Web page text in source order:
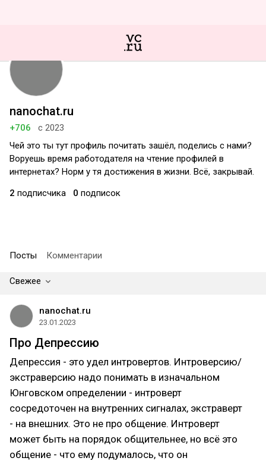
nanochat.ru
+706
с 2023
Чей это ты тут профиль почитать зашёл, поделись с нами?
Воруешь время работодателя на чтение профилей в
интернетах? Норм у тя достижения в жизни. Всё, закрывай.
2 подписчика 0 подписок
Посты Комментарии
Свежее
nanochat.ru
23.01.2023
Про Депрессию
Депрессия - это удел интровертов. Интроверсию/
экстраверсию надо понимать в изначальном
Юнговском определении - интроверт
сосредоточен на внутренних сигналах, экстраверт
- на внешних. Это не про общение. Интроверт
может быть на порядок общительнее, но всё это
общение - что ему подумалось, что он